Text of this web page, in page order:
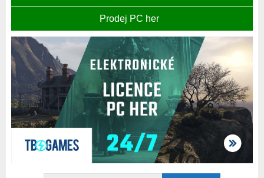
Prodej PC her